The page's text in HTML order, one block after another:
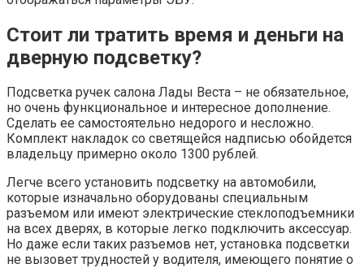
Стоит ли тратить время и деньги на
дверную подсветку?
Подсветка ручек салона Лады Веста – не обязательное,
но очень функциональное и интересное дополнение.
Сделать ее самостоятельно недорого и несложно.
Комплект накладок со светящейся надписью обойдется
владельцу примерно около 1300 рублей.
Легче всего установить подсветку на автомобили,
которые изначально оборудованы специальным
разъемом или имеют электрические стеклоподъемники
на всех дверях, в которые легко подключить аксессуар.
Но даже если таких разъемов нет, установка подсветки
не вызовет трудностей у водителя, имеющего понятие о